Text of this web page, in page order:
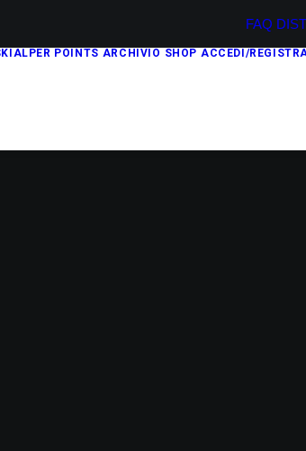
FAQ
POINTS ARCHIVIO SHOP ACCEDI/